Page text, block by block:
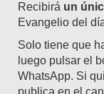
Recibirá un
Evangelio del
Solo tiene que
luego pulsar el
WhatsApp. Si